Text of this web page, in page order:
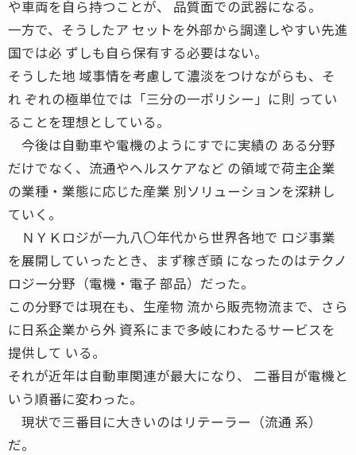
や車両を自ら持つことが、 品質面での武器になる。
一方で、そうしたア セットを外部から調達しやすい先進
国では必 ずしも自ら保有する必要はない。
そうした地 域事情を考慮して濃淡をつけながらも、そ
れ ぞれの極単位では「三分の一ポリシー」に則 ってい
ることを理想としている。
今後は自動車や電機のようにすでに実績の ある分野
だけでなく、流通やヘルスケアなど の領域で荷主企業
の業種・業態に応じた産業 別ソリューションを深耕し
ていく。
ＮＹＫロジが一九八〇年代から世界各地で ロジ事業
を展開していったとき、まず稼ぎ頭 になったのはテクノ
ロジー分野（電機・電子 部品）だった。
この分野では現在も、生産物 流から販売物流まで、さら
に日系企業から外 資系にまで多岐にわたるサービスを
提供して いる。
それが近年は自動車関連が最大になり、 二番目が電機と
いう順番に変わった。
現状で三番目に大きいのはリテーラー（流通 系）
だ。